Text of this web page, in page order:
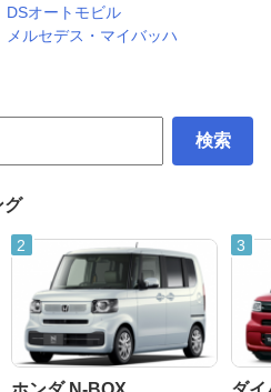
DSオートモビル
メルセデス・マイバッハ
検索
グ